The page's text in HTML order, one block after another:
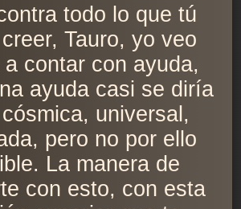
todo lo que tú
Tauro, yo veo
contar con ayuda,
ayuda casi se diría
universal,
pero no por ello
La manera de
con esto, con esta